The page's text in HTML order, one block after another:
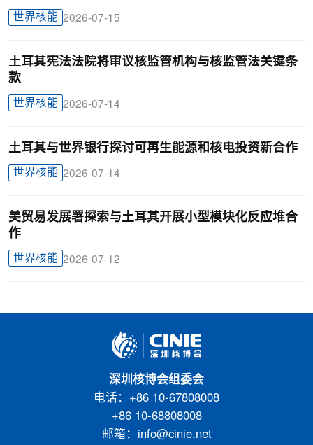
世界核能 2026-07-15
土耳其宪法法院将审议核监管机构与核监管法关键条
款
世界核能 2026-07-14
土耳其与世界银行探讨可再生能源和核电投资新合作
世界核能 2026-07-14
美贸易发展署探索与土耳其开展小型模块化反应堆合
作
世界核能 2026-07-12
深圳核博会组委会
电话：+86 10-67808008
+86 10-68808008
邮箱：info@cinie.net